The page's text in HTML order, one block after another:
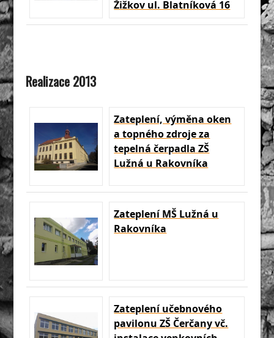
Žižkov ul. Blatníková 16
Realizace 2013
Zateplení, výměna oken
a topného zdroje za
tepelná čerpadla ZŠ
Lužná u Rakovníka
Zateplení MŠ Lužná u
Rakovníka
Zateplení učebnového
pavilonu ZŠ Čerčany vč.